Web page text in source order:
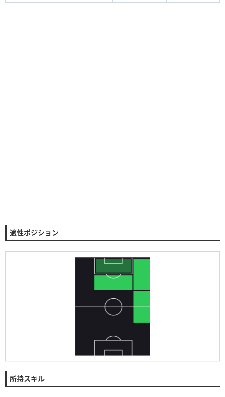
適性ポジション
所持スキル